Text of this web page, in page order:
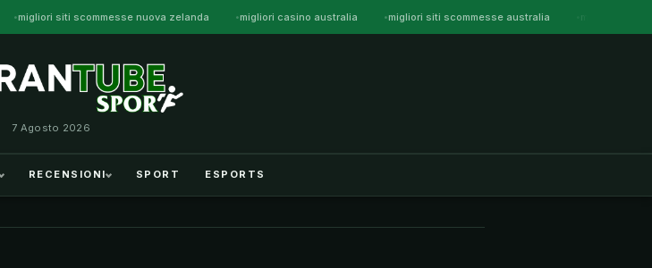
migliori siti scommesse nuova zelanda migliori casino australia migliori siti scommesse australia migliori
7 Agosto 2026
RECENSIONI SPORT ESPORTS